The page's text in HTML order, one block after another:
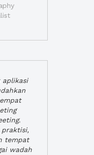
aplikasi
praktisi,
tempat
wadah